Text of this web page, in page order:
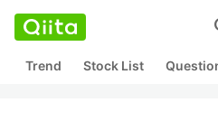
Trend Stock List